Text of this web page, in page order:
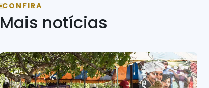
CONFIRA
Mais notícias